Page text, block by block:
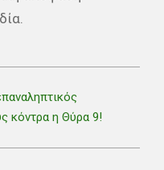
κόντρα η Θύρα 9!